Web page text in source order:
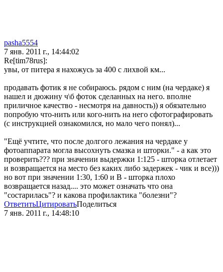
pasha5554
7 янв. 2011 г., 14:44:02
Re[tim78rus]:
увы, от питера я нахожусь за 400 с лихвой км...
продавать фотик я не собираюсь. рядом с ним (на чердаке) я
нашел и дюжину ч\б фоток сделанных на него. вполне
приличное качество - несмотря на давность)) я обязательно
попробую что-нить или кого-нить на него сфотографировать
(с инструкцией ознакомился, но мало чего понял)...
"Ещё учтите, что после долгого лежания на чердаке у
фотоаппарата могла высохнуть смазка и шторки." - а как это
проверить??? при значении выдержки 1:125 - шторка отлетает
и возвращается на место без каких либо задержек - чик и все)))
но вот при значении 1:30, 1:60 и B - шторка плохо
возвращается назад.... это может означать что она
"состарилась"? и какова профилактика "болезни"?
ОтветитьЦитироватьПоделиться
7 янв. 2011 г., 14:48:10